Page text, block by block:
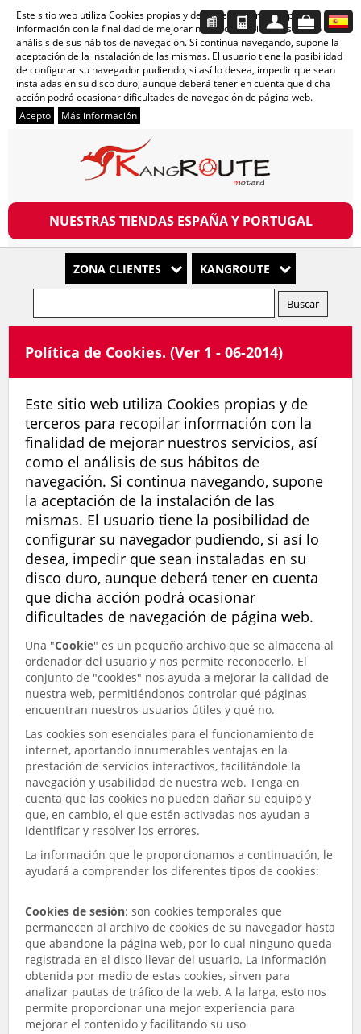
Este sitio web utiliza Cookies propias y de terceros para recopilar
información con la finalidad de mejorar nuestros servicios, así como el
análisis de sus hábitos de navegación. Si continua navegando, supone la
aceptación de la instalación de las mismas. El usuario tiene la posibilidad
de configurar su navegador pudiendo, si así lo desea, impedir que sean
instaladas en su disco duro, aunque deberá tener en cuenta que dicha
acción podrá ocasionar dificultades de navegación de página web.
Acepto
Más información
NUESTRAS TIENDAS ESPAÑA Y PORTUGAL
ZONA CLIENTES KANGROUTE
Política de Cookies. (Ver 1 - 06-2014)
Este sitio web utiliza Cookies propias y de
terceros para recopilar información con la
finalidad de mejorar nuestros servicios, así
como el análisis de sus hábitos de
navegación. Si continua navegando, supone
la aceptación de la instalación de las
mismas. El usuario tiene la posibilidad de
configurar su navegador pudiendo, si así lo
desea, impedir que sean instaladas en su
disco duro, aunque deberá tener en cuenta
que dicha acción podrá ocasionar
dificultades de navegación de página web.
Una "Cookie" es un pequeño archivo que se almacena al
ordenador del usuario y nos permite reconocerlo. El
conjunto de "cookies" nos ayuda a mejorar la calidad de
nuestra web, permitiéndonos controlar qué páginas
encuentran nuestros usuarios útiles y qué no.
Las cookies son esenciales para el funcionamiento de
internet, aportando innumerables ventajas en la
prestación de servicios interactivos, facilitándole la
navegación y usabilidad de nuestra web. Tenga en
cuenta que las cookies no pueden dañar su equipo y
que, en cambio, el que estén activadas nos ayudan a
identificar y resolver los errores.
La información que le proporcionamos a continuación, le
ayudará a comprender los diferentes tipos de cookies:
Cookies de sesión: son cookies temporales que
permanecen al archivo de cookies de su navegador hasta
que abandone la página web, por lo cual ninguno queda
registrada en el disco llevar del usuario. La información
obtenida por medio de estas cookies, sirven para
analizar pautas de tráfico de la web. A la larga, esto nos
permite proporcionar una mejor experiencia para
mejorar el contenido y facilitando su uso